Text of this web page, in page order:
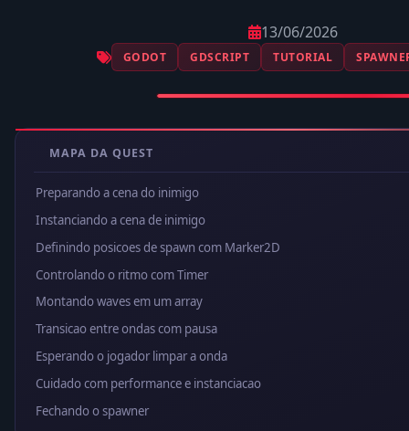
13/06/2026
GODOT GDSCRIPT TUTORIAL
MAPA DA QUEST
Preparando a cena do inimigo
Instanciando a cena de inimigo
Definindo posicoes de spawn com Marker2D
Controlando o ritmo com Timer
Montando waves em um array
Transicao entre ondas com pausa
Esperando o jogador limpar a onda
Cuidado com performance e instanciacao
Fechando o spawner